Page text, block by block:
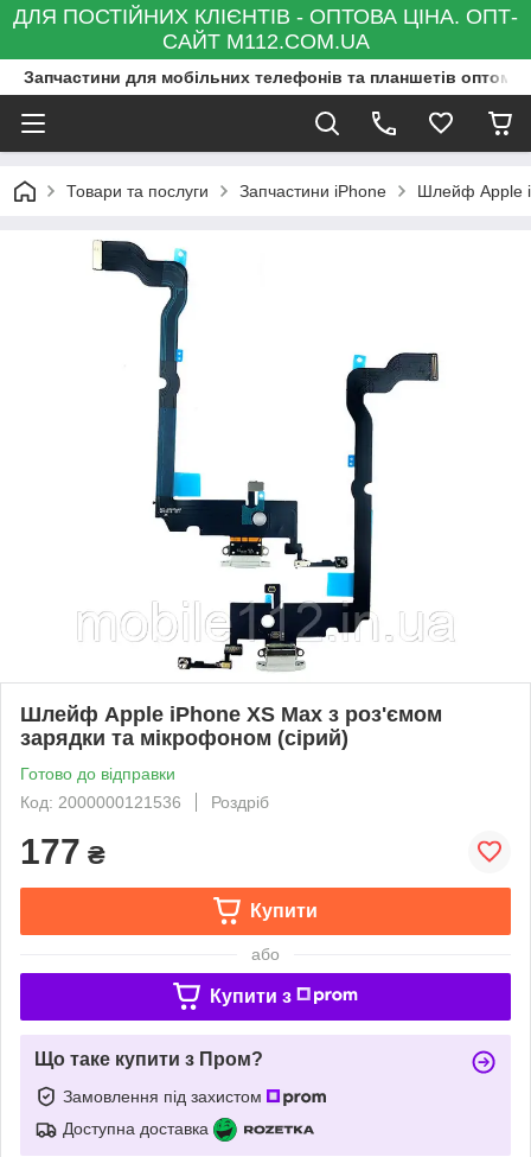
ДЛЯ ПОСТІЙНИХ КЛІЄНТІВ - ОПТОВА ЦІНА. ОПТ-
САЙТ M112.COM.UA
Запчастини для мобільних телефонів та планшетів оптом
Товари та послуги Запчастини iPhone Шлейф Apple
Шлейф Apple iPhone XS Max з роз'ємом
зарядки та мікрофоном (сірий)
Готово до відправки
Код: 2000000121536
Роздріб
177 ₴
Купити
або
Купити з
Що таке купити з Пром?
Замовлення під захистом
Доступна доставка